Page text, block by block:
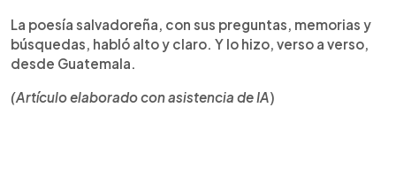
La poesía salvadoreña, con sus preguntas, memorias y
búsquedas, habló alto y claro. Y lo hizo, verso a verso,
desde Guatemala.
(Artículo elaborado con asistencia de IA)